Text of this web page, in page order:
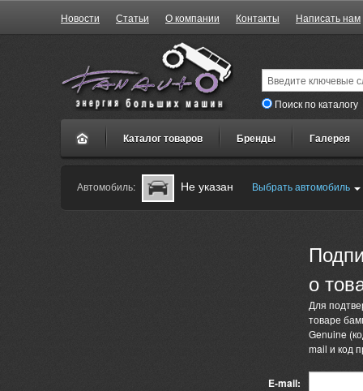
Новости Статьи О компании Контакты Написать нам
Поиск по каталогу
Каталог товаров Бренды Галерея
Автомобиль: Не указан Выбрать автомобиль
о
Для
товаре
Genuine
mail и код
E-mail: